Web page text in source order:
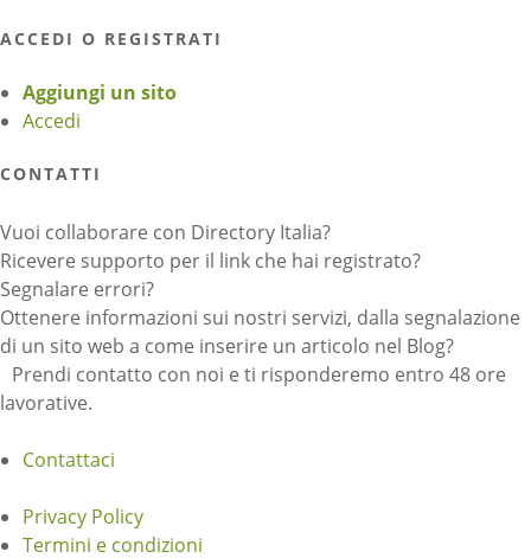
ACCEDI O REGISTRATI
Aggiungi un sito
Accedi
CONTATTI
Vuoi collaborare con Directory Italia?
Ricevere supporto per il link che hai registrato?
Segnalare errori?
Ottenere informazioni sui nostri servizi, dalla segnalazione
di un sito web a come inserire un articolo nel Blog?
Prendi contatto con noi e ti risponderemo entro 48 ore
lavorative.
Contattaci
Privacy Policy
Termini e condizioni